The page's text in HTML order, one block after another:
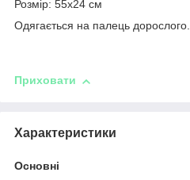
Розмір: 55х24 см
Одягається на палець дорослого.
Приховати
Характеристики
Основні